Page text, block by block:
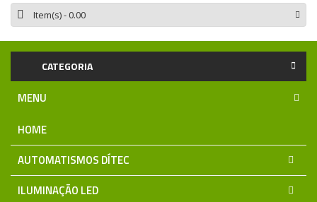
Item(s)- 0.00
CATEGORIA
MENU
HOME
AUTOMATISMOS DÍTEC
ILUMINAÇÃO LED